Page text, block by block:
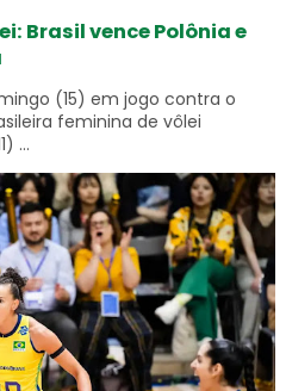
Brasil vence Polônia e
(15) em jogo contra o
feminina de vôlei
...